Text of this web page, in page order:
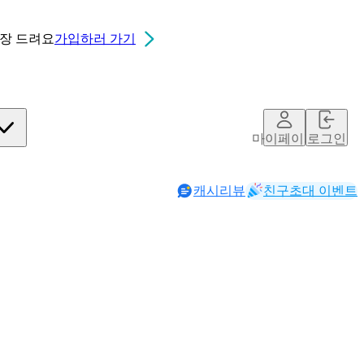
드려요가입하러 가기
마이페이지로그인
캐시리뷰 친구초대 이벤트